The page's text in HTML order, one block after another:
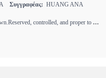
Συγγραφέας: HUANG ANA
controlled, and proper to ...